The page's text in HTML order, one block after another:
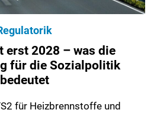
erst 2028 – was die
für die Sozialpolitik
bedeutet
für Heizbrennstoffe und